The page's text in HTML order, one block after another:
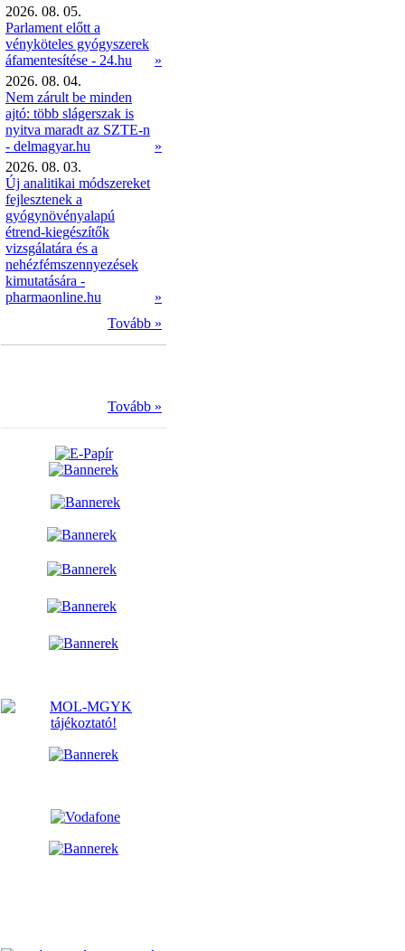
2026. 08. 05.
Parlament előtt a
vényköteles gyógyszerek
áfamentesítése - 24.hu
»
2026. 08. 04.
Nem zárult be minden
ajtó: több slágerszak is
nyitva maradt az SZTE-n
- delmagyar.hu
»
2026. 08. 03.
Új analitikai módszereket
fejlesztenek a
gyógynövényalapú
étrend-kiegészítők
vizsgálatára és a
nehézfémszennyezések
kimutatására -
pharmaonline.hu
»
Tovább »
Tovább »